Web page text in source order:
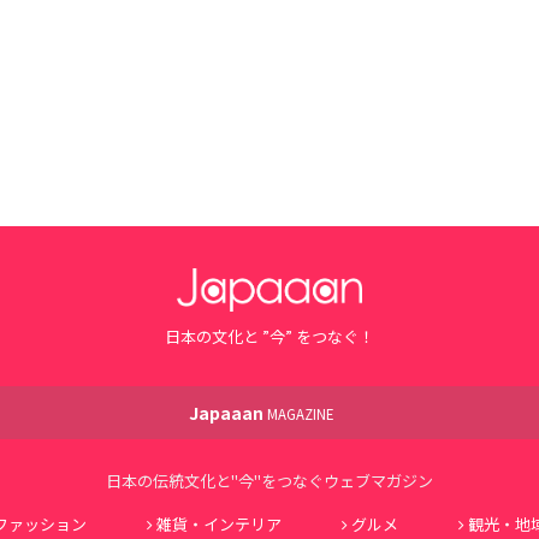
日本の文化と ”今” をつなぐ！
Japaaan MAGAZINE
日本の伝統文化と"今"をつなぐウェブマガジン
ァッション 雑貨・インテリア グルメ 観光・地